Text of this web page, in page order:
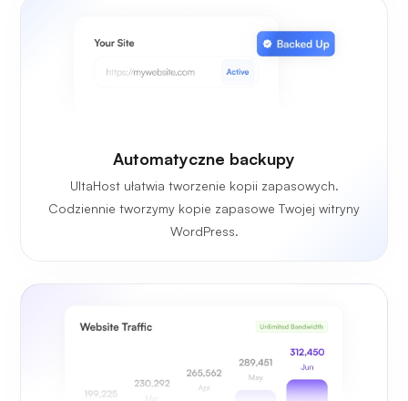
Automatyczne backupy
UltaHost ułatwia tworzenie kopii zapasowych.
Codziennie tworzymy kopie zapasowe Twojej witryny
WordPress.